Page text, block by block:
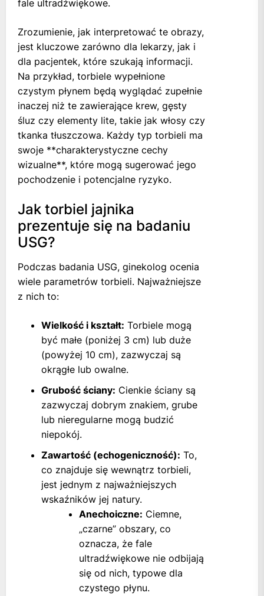
fale ultradźwiękowe.
Zrozumienie, jak interpretować te obrazy,
jest kluczowe zarówno dla lekarzy, jak i
dla pacjentek, które szukają informacji.
Na przykład, torbiele wypełnione
czystym płynem będą wyglądać zupełnie
inaczej niż te zawierające krew, gęsty
śluz czy elementy lite, takie jak włosy czy
tkanka tłuszczowa. Każdy typ torbieli ma
swoje **charakterystyczne cechy
wizualne**, które mogą sugerować jego
pochodzenie i potencjalne ryzyko.
Jak torbiel jajnika
prezentuje się na badaniu
USG?
Podczas badania USG, ginekolog ocenia
wiele parametrów torbieli. Najważniejsze
z nich to:
Wielkość i kształt: Torbiele mogą
być małe (poniżej 3 cm) lub duże
(powyżej 10 cm), zazwyczaj są
okrągłe lub owalne.
Grubość ściany: Cienkie ściany są
zazwyczaj dobrym znakiem, grube
lub nieregularne mogą budzić
niepokój.
Zawartość (echogeniczność): To,
co znajduje się wewnątrz torbieli,
jest jednym z najważniejszych
wskaźników jej natury.
Anechoiczne: Ciemne,
„czarne” obszary, co
oznacza, że fale
ultradźwiękowe nie odbijają
się od nich, typowe dla
czystego płynu.